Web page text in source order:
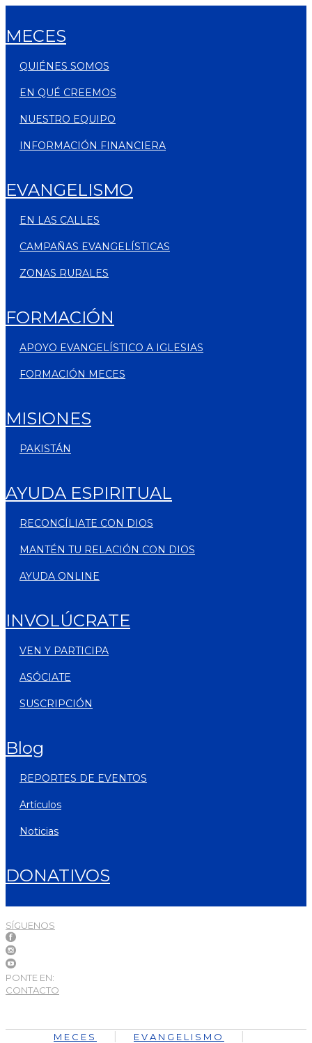
MECES
QUIÉNES SOMOS
EN QUÉ CREEMOS
NUESTRO EQUIPO
INFORMACIÓN FINANCIERA
EVANGELISMO
EN LAS CALLES
CAMPAÑAS EVANGELÍSTICAS
ZONAS RURALES
FORMACIÓN
APOYO EVANGELÍSTICO A IGLESIAS
FORMACIÓN MECES
MISIONES
PAKISTÁN
AYUDA ESPIRITUAL
RECONCÍLIATE CON DIOS
MANTÉN TU RELACIÓN CON DIOS
AYUDA ONLINE
INVOLÚCRATE
VEN Y PARTICIPA
ASÓCIATE
SUSCRIPCIÓN
blog
REPORTES DE EVENTOS
artículos
noticias
DONATIVOS
SÍGUENOS
PONTE EN:
CONTACTO
MECES
EVANGELISMO